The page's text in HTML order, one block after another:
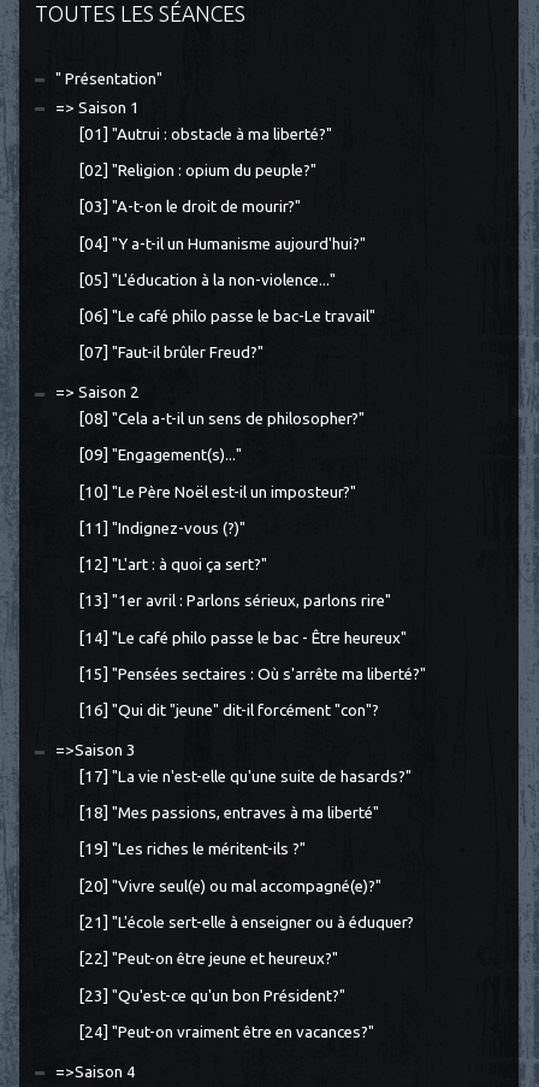
TOUTES LES SÉANCES
" Présentation"
=> Saison 1
[01] "Autrui : obstacle à ma liberté?"
[02] "Religion : opium du peuple?"
[03] "A-t-on le droit de mourir?"
[04] "Y a-t-il un Humanisme aujourd'hui?"
[05] "L'éducation à la non-violence..."
[06] "Le café philo passe le bac-Le travail"
[07] "Faut-il brûler Freud?"
=> Saison 2
[08] "Cela a-t-il un sens de philosopher?"
[09] "Engagement(s)..."
[10] "Le Père Noël est-il un imposteur?"
[11] "Indignez-vous (?)"
[12] "L'art : à quoi ça sert?"
[13] "1er avril : Parlons sérieux, parlons rire"
[14] "Le café philo passe le bac - Être heureux"
[15] "Pensées sectaires : Où s'arrête ma liberté?"
[16] "Qui dit "jeune" dit-il forcément "con"?
=>Saison 3
[17] "La vie n'est-elle qu'une suite de hasards?"
[18] "Mes passions, entraves à ma liberté"
[19] "Les riches le méritent-ils ?"
[20] "Vivre seul(e) ou mal accompagné(e)?"
[21] "L'école sert-elle à enseigner ou à éduquer?
[22] "Peut-on être jeune et heureux?"
[23] "Qu'est-ce qu'un bon Président?"
[24] "Peut-on vraiment être en vacances?"
=>Saison 4